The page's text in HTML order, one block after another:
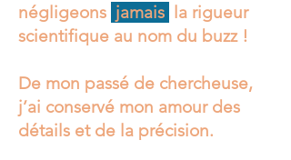
négligeons jamais la rigueur
scientifique au nom du buzz !
De mon passé de chercheuse,
j’ai conservé mon amour des
détails et de la précision.